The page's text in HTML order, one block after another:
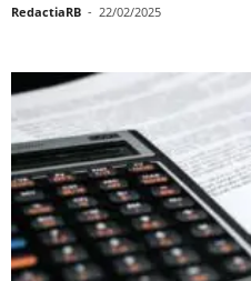
RedactiaRB - 22/02/2025